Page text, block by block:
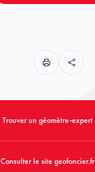
Trouver un géomètre-expert
Consulter le site geofoncier.fr